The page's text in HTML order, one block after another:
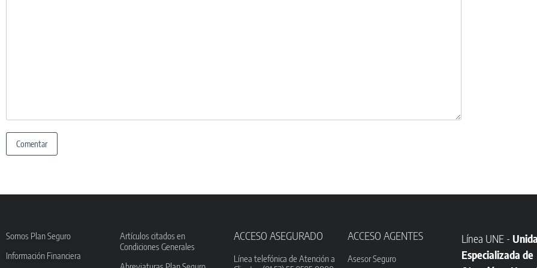
Somos Plan Seguro
Información Financiera
Artículos citados en
Condiciones Generales
ACCESO ASEGURADO
Línea telefónica de Atención a
ACCESO AGENTES
Asesor Seguro
Línea UNE -
Especializada de